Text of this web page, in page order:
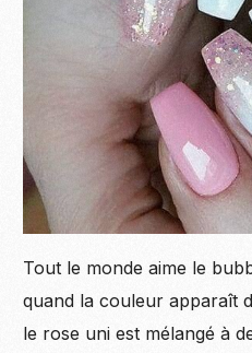
Tout le monde aime le
quand la couleur apparaît
le rose uni est mélangé à